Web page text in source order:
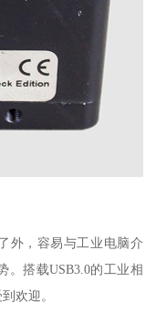
外，容易与工业电脑介
。搭载USB3.0的工业相
欢迎。